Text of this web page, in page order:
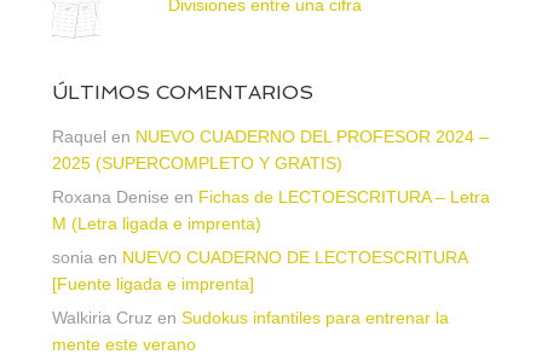
Divisiones entre una cifra
ÚLTIMOS COMENTARIOS
Raquel en NUEVO CUADERNO DEL PROFESOR 2024 –
2025 (SUPERCOMPLETO Y GRATIS)
Roxana Denise en Fichas de LECTOESCRITURA – Letra
M (Letra ligada e imprenta)
sonia en NUEVO CUADERNO DE LECTOESCRITURA
[Fuente ligada e imprenta]
Walkiria Cruz en Sudokus infantiles para entrenar la
mente este verano